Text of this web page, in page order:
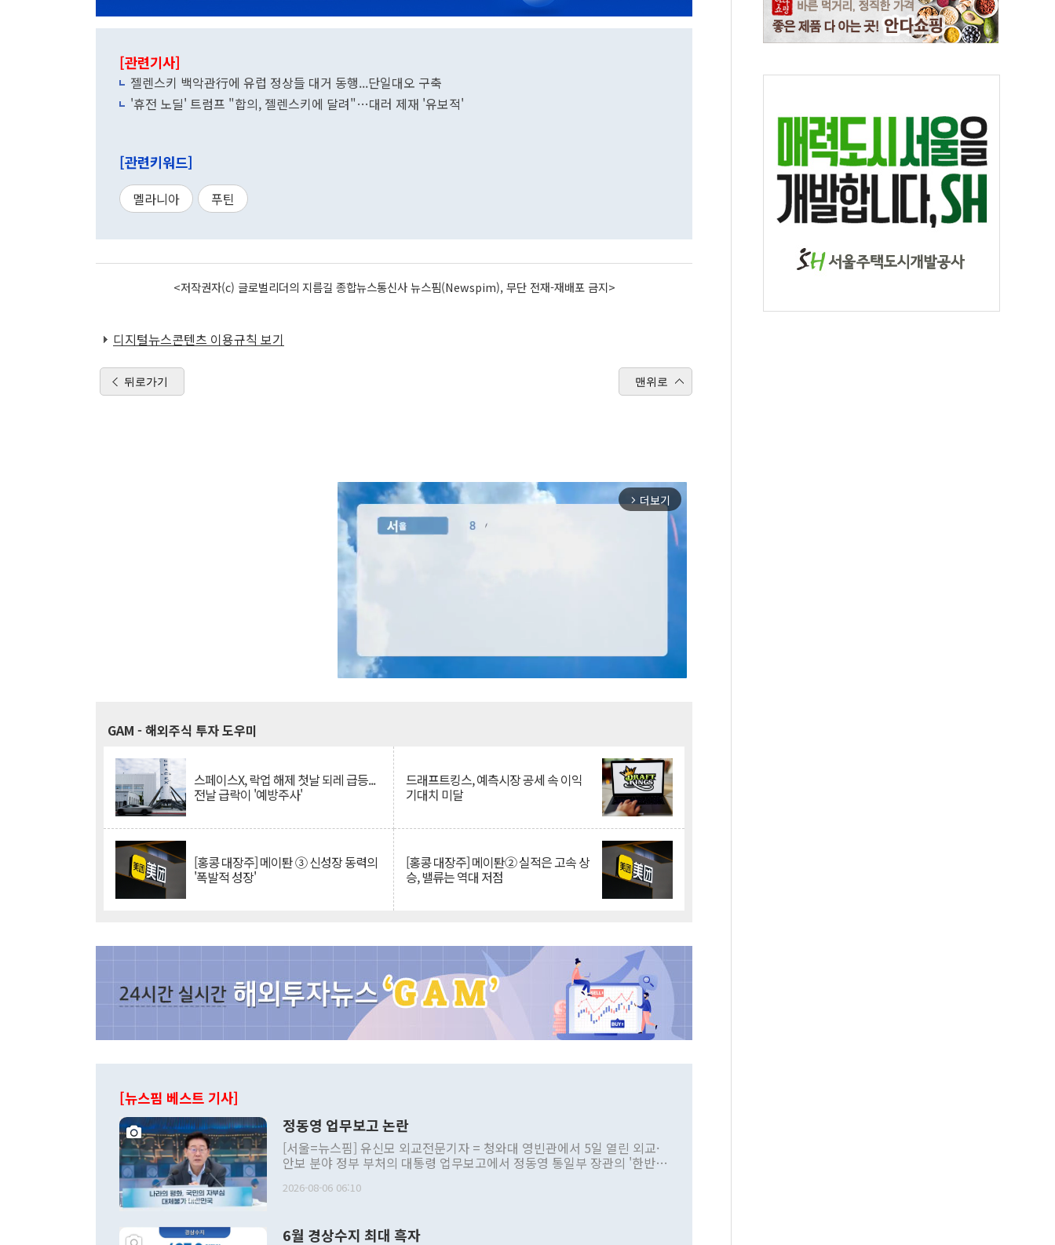
[관련기사]
젤렌스키 백악관行에 유럽 정상들 대거 동행...단일대오 구축
'휴전 노딜' 트럼프 "합의, 젤렌스키에 달려"…대러 제재 '유보적'
[관련키워드]
멜라니아 푸틴
<저작권자(c) 글로벌리더의 지름길 종합뉴스통신사 뉴스핌(Newspim), 무단 전재-재배포 금지>
디지털뉴스콘텐츠 이용규칙 보기
뒤로가기 맨위로
arrow_forward_ios 더보기
GAM - 해외주식 투자 도우미
스페이스X, 락업 해제 첫날 되레 급등...
전날 급락이 '예방주사'
드래프트킹스, 예측시장 공세 속 이익
기대치 미달
[홍콩 대장주] 메이퇀 ③ 신성장 동력의
'폭발적 성장'
[홍콩 대장주] 메이퇀② 실적은 고속 상
승, 밸류는 역대 저점
[뉴스핌 베스트 기사]
정동영 업무보고 논란
[서울=뉴스핌] 유신모 외교전문기자 = 청와대 영빈관에서 5일 열린 외교·
안보 분야 정부 부처의 대통령 업무보고에서 정동영 통일부 장관의 '한반도
발언 중에는 정부 내 조율을 거치지 않은 사안을 정책으로 추진하겠다고 공
주의적 희망에 근거한 비현실적 구상'이라는 비판을 내놨다. 그동안 정 장
2026-08-06 06:10
6월 경상수지 최대 흑자